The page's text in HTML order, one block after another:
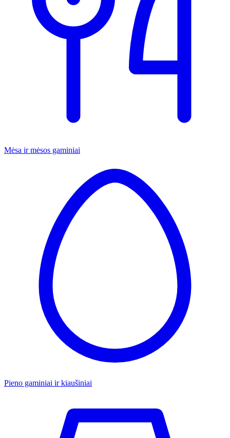
Mėsa ir mėsos gaminiai
Pieno gaminiai ir kiaušiniai